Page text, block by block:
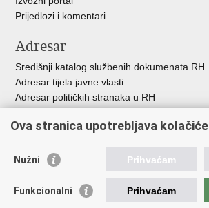
Prijedlozi i komentari
Adresar
Središnji katalog službenih dokumenata RH
Adresar tijela javne vlasti
Adresar političkih stranaka u RH
Besplatni telefoni javne uprave
Važne poveznice
Vlada Republike Hrvatske
Ova stranica upotrebljava kolačiće
Nužni Prihvaćam
Funkcionalni Prihvaćam